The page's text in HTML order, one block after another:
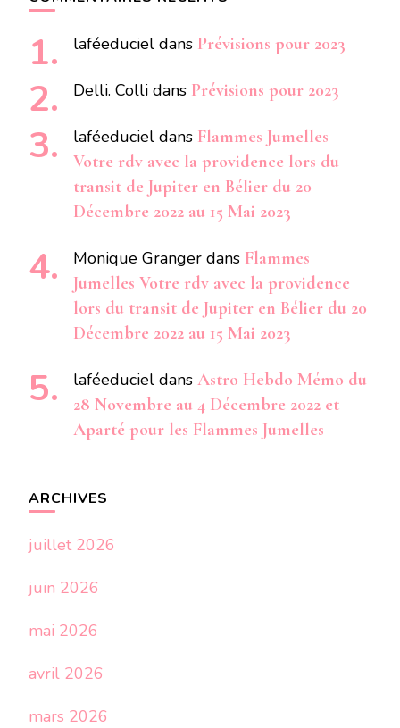
laféeduciel dans Prévisions pour 2023
Delli. Colli dans Prévisions pour 2023
laféeduciel dans Flammes Jumelles
Votre rdv avec la providence lors du
transit de Jupiter en Bélier du 20
Décembre 2022 au 15 Mai 2023
Monique Granger dans Flammes
Jumelles Votre rdv avec la providence
lors du transit de Jupiter en Bélier du 20
Décembre 2022 au 15 Mai 2023
laféeduciel dans Astro Hebdo Mémo du
28 Novembre au 4 Décembre 2022 et
Aparté pour les Flammes Jumelles
ARCHIVES
juillet 2026
juin 2026
mai 2026
avril 2026
mars 2026